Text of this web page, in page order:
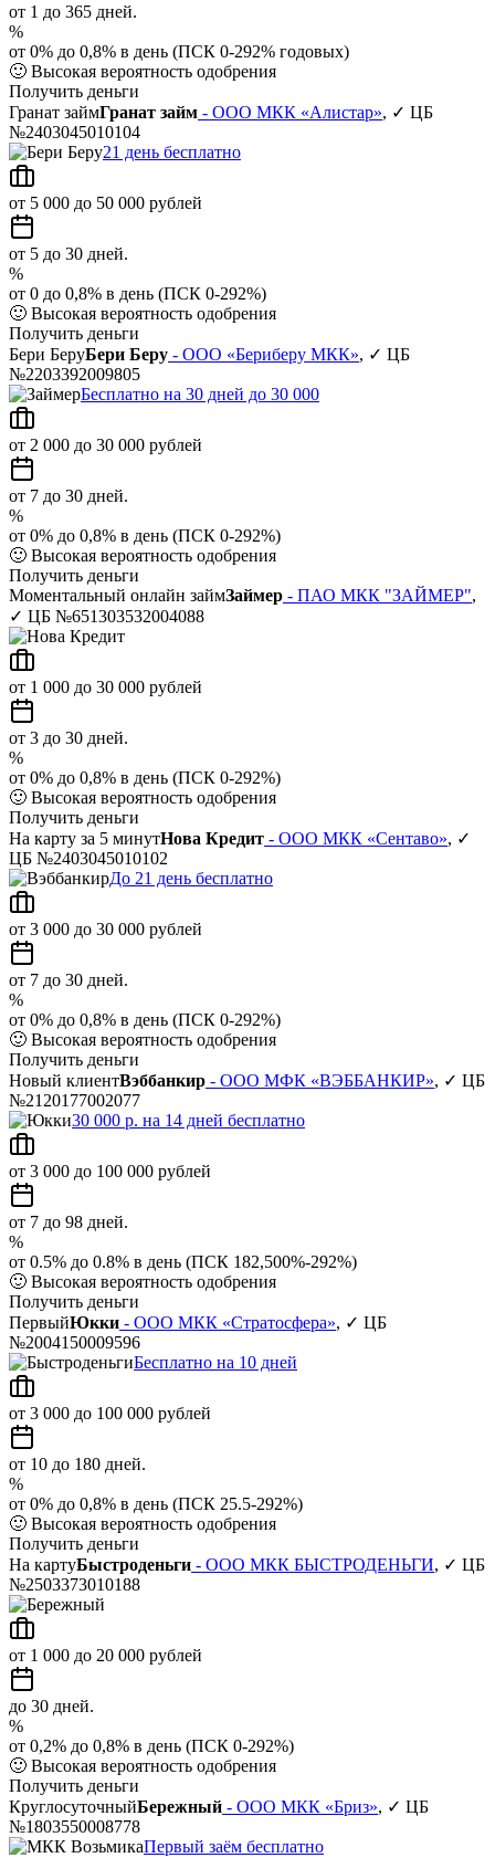
от 1 до 365 дней.
%
от 0% до 0,8% в день (ПСК 0-292% годовых)
🙂 Высокая вероятность одобрения
Получить деньги
Гранат займГранат займ - ООО МКК «Алистар», ✓ ЦБ
№2403045010104
21 день бесплатно
от 5 000 до 50 000 рублей
от 5 до 30 дней.
%
от 0 до 0,8% в день (ПСК 0-292%)
🙂 Высокая вероятность одобрения
Получить деньги
Бери БеруБери Беру - ООО «Бериберу МКК», ✓ ЦБ
№2203392009805
Бесплатно на 30 дней до 30 000
от 2 000 до 30 000 рублей
от 7 до 30 дней.
%
от 0% до 0,8% в день (ПСК 0-292%)
🙂 Высокая вероятность одобрения
Получить деньги
Моментальный онлайн займЗаймер - ПАО МКК "ЗАЙМЕР",
✓ ЦБ №651303532004088
от 1 000 до 30 000 рублей
от 3 до 30 дней.
%
от 0% до 0,8% в день (ПСК 0-292%)
🙂 Высокая вероятность одобрения
Получить деньги
На карту за 5 минутНова Кредит - ООО МКК «Сентаво», ✓
ЦБ №2403045010102
До 21 день бесплатно
от 3 000 до 30 000 рублей
от 7 до 30 дней.
%
от 0% до 0,8% в день (ПСК 0-292%)
🙂 Высокая вероятность одобрения
Получить деньги
Новый клиентВэббанкир - ООО МФК «ВЭББАНКИР», ✓ ЦБ
№2120177002077
30 000 р. на 14 дней бесплатно
от 3 000 до 100 000 рублей
от 7 до 98 дней.
%
от 0.5% до 0.8% в день (ПСК 182,500%-292%)
🙂 Высокая вероятность одобрения
Получить деньги
ПервыйЮкки - ООО МКК «Стратосфера», ✓ ЦБ
№2004150009596
Бесплатно на 10 дней
от 3 000 до 100 000 рублей
от 10 до 180 дней.
%
от 0% до 0,8% в день (ПСК 25.5-292%)
🙂 Высокая вероятность одобрения
Получить деньги
На картуБыстроденьги - ООО МКК БЫСТРОДЕНЬГИ, ✓ ЦБ
№2503373010188
от 1 000 до 20 000 рублей
до 30 дней.
%
от 0,2% до 0,8% в день (ПСК 0-292%)
🙂 Высокая вероятность одобрения
Получить деньги
КруглосуточныйБережный - ООО МКК «Бриз», ✓ ЦБ
№1803550008778
Первый заём бесплатно